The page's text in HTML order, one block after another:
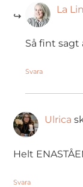
La
The Real
Anti-Spam
Så fint sagt
Svara
Ulrica
Helt
Svara